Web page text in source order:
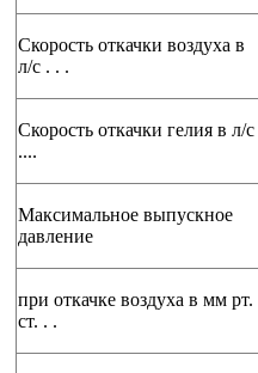
Скорость откачки воздуха в
л/с . . .
Скорость откачки гелия в л/с
....
Максимальное выпускное
давление
при откачке воздуха в мм рт.
ст. . .